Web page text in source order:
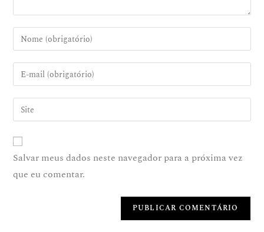
Salvar meus dados neste navegador para a próxima vez
que eu comentar.